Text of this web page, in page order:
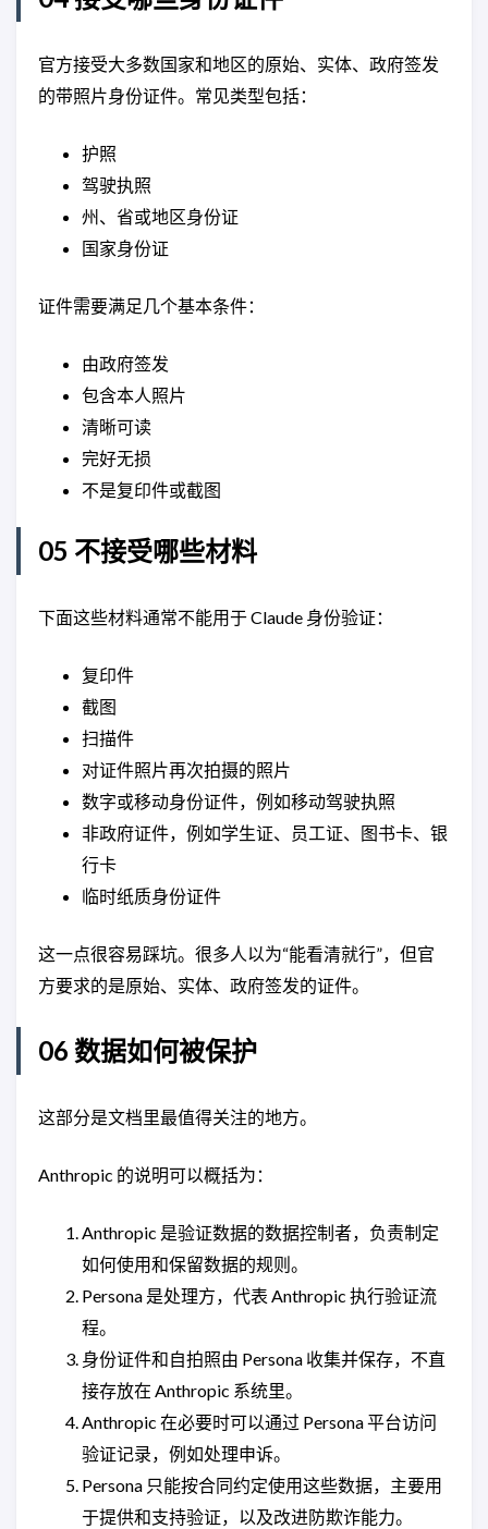
官方接受大多数国家和地区的原始、实体、政府签发
的带照片身份证件。常见类型包括：
护照
驾驶执照
州、省或地区身份证
国家身份证
证件需要满足几个基本条件：
由政府签发
包含本人照片
清晰可读
完好无损
不是复印件或截图
05 不接受哪些材料
下面这些材料通常不能用于 Claude 身份验证：
复印件
截图
扫描件
对证件照片再次拍摄的照片
数字或移动身份证件，例如移动驾驶执照
非政府证件，例如学生证、员工证、图书卡、银
行卡
临时纸质身份证件
这一点很容易踩坑。很多人以为“能看清就行”，但官
方要求的是原始、实体、政府签发的证件。
06 数据如何被保护
这部分是文档里最值得关注的地方。
Anthropic 的说明可以概括为：
Anthropic 是验证数据的数据控制者，负责制定
如何使用和保留数据的规则。
Persona 是处理方，代表 Anthropic 执行验证流
程。
身份证件和自拍照由 Persona 收集并保存，不直
接存放在 Anthropic 系统里。
Anthropic 在必要时可以通过 Persona 平台访问
验证记录，例如处理申诉。
Persona 只能按合同约定使用这些数据，主要用
于提供和支持验证，以及改进防欺诈能力。